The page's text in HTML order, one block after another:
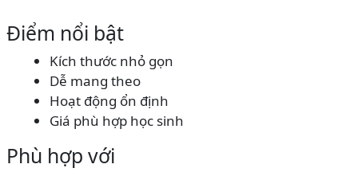
Điểm nổi bật
Kích thước nhỏ gọn
Dễ mang theo
Hoạt động ổn định
Giá phù hợp học sinh
Phù hợp với